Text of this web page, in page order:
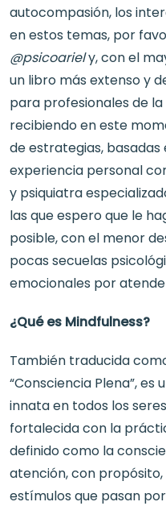
autocompasión, los
en estos temas, por
@psicoariely, con el
un libro más extenso y
para profesionales de la
recibiendo en este
de estrategias,
experiencia personal
y psiquiatra
las que espero que le
posible, con el menor
pocas secuelas
emocionales por
¿Qué es Mindfulness?
También traducida
“Consciencia Plena”,
innata en todos los
fortalecida con la
definido como la
atención, con
estímulos que pasan